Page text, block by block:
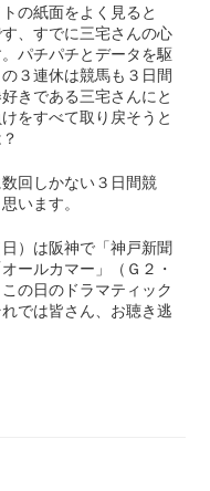
の紙面をよく見ると
、すでに三宅さんの心
パチパチとデータを駆
３連休は競馬も３日間
きである三宅さんにと
をすべて取り戻そうと
回しかない３日間競
います。
）は阪神で「神戸新聞
ールカマー」（Ｇ２・
の日のドラマティック
では皆さん、お聴き逃